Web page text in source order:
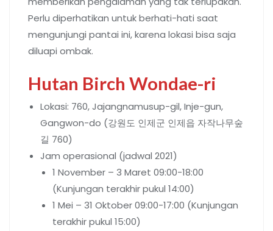
Perlu diperhatikan untuk berhati-hati saat
mengunjungi pantai ini, karena lokasi bisa saja
diluapi ombak.
Hutan Birch Wondae-ri
Lokasi: 760, Jajangnamusup-gil, Inje-gun,
Gangwon-do (강원도 인제군 인제읍 자작나무숲
길 760)
Jam operasional (jadwal 2021)
1 November – 3 Maret 09:00-18:00
(Kunjungan terakhir pukul 14:00)
1 Mei – 31 Oktober 09:00-17:00 (Kunjungan
terakhir pukul 15:00)